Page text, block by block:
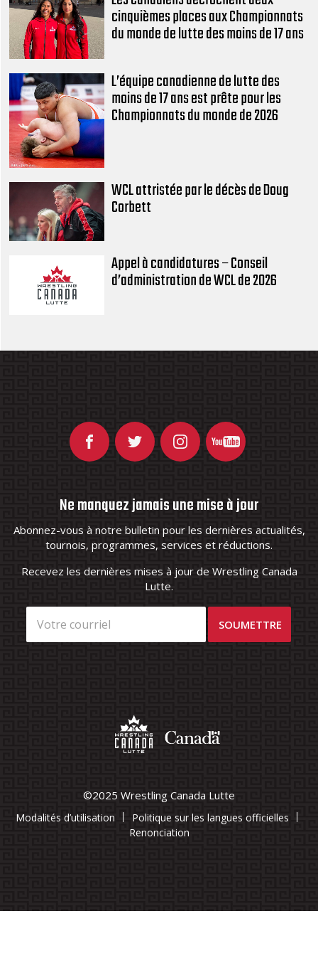
cinquièmes places aux Championnats
du monde de lutte des moins de 17 ans
L’équipe canadienne de lutte des
moins de 17 ans est prête pour les
Championnats du monde de 2026
WCL attristée par le décès de Doug
Corbett
Appel à candidatures – Conseil
d’administration de WCL de 2026
Ne manquez jamais une mise à jour
Abonnez-vous à notre bulletin pour les dernières actualités,
tournois, programmes, services et réductions.
Recevez les dernières mises à jour de Wrestling Canada
Lutte.
©2025 Wrestling Canada Lutte
Modalités d’utilisation
Politique sur les langues officielles
Renonciation